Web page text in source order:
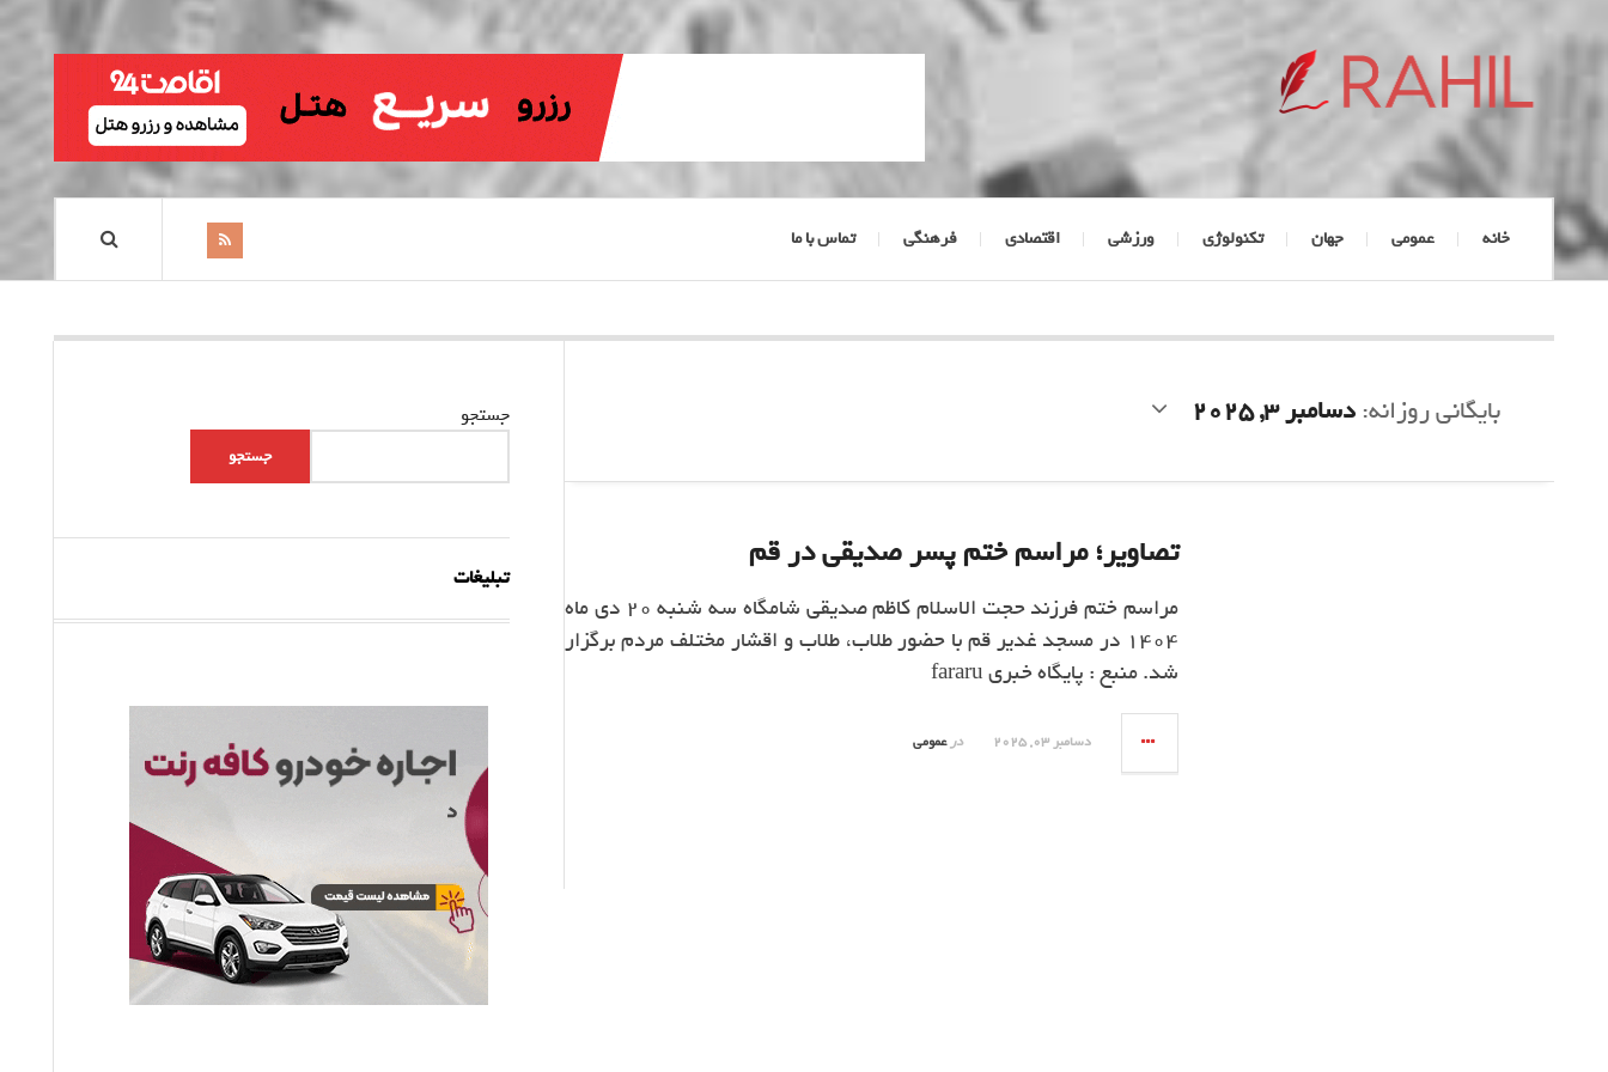
خانه عمومی جهان تکنولوژی ورزشی اقتصادی فرهنگی تماس با ما
بایگانی روزانه: دسامبر 3, 2025
تصاویر؛ مراسم ختم پسر صدیقی در قم
مراسم ختم فرزند حجت الاسلام کاظم صدیقی شامگاه سه شنبه 20 دی ماه
1404 در مسجد غدیر قم با حضور طلاب، طلاب و اقشار مختلف مردم برگزار
شد. منبع : پایگاه خبری fararu
دسامبر 03, 2025 درعمومی
جستجو
جستجو
تبلیغات